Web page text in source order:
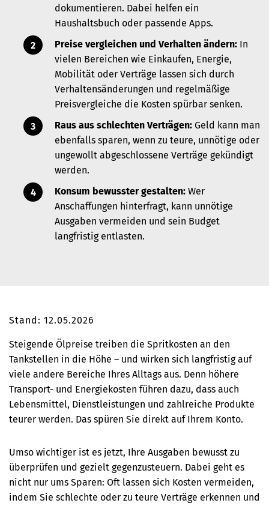
dokumentieren. Dabei helfen ein
Haushaltsbuch oder passende Apps.
Preise vergleichen und Verhalten ändern: In
vielen Bereichen wie Einkaufen, Energie,
Mobilität oder Verträge lassen sich durch
Verhaltensänderungen und regelmäßige
Preisvergleiche die Kosten spürbar senken.
Raus aus schlechten Verträgen: Geld kann man
ebenfalls sparen, wenn zu teure, unnötige oder
ungewollt abgeschlossene Verträge gekündigt
werden.
Konsum bewusster gestalten: Wer
Anschaffungen hinterfragt, kann unnötige
Ausgaben vermeiden und sein Budget
langfristig entlasten.
Stand: 12.05.2026
Steigende Ölpreise treiben die Spritkosten an den
Tankstellen in die Höhe – und wirken sich langfristig auf
viele andere Bereiche Ihres Alltags aus. Denn höhere
Transport- und Energiekosten führen dazu, dass auch
Lebensmittel, Dienstleistungen und zahlreiche Produkte
teurer werden. Das spüren Sie direkt auf Ihrem Konto.
Umso wichtiger ist es jetzt, Ihre Ausgaben bewusst zu
überprüfen und gezielt gegenzusteuern. Dabei geht es
nicht nur ums Sparen: Oft lassen sich Kosten vermeiden,
indem Sie schlechte oder zu teure Verträge erkennen und